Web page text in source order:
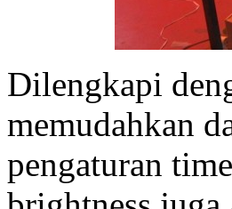
Dilengkapi
memudahkan
pengaturan